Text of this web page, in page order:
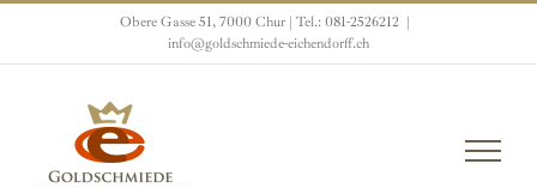
Obere Gasse 51, 7000 Chur | Tel.: 081-2526212 |
info@goldschmiede-eichendorff.ch